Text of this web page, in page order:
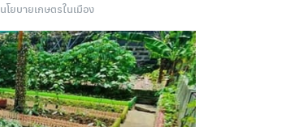
นโยบายเกษตรในเมือง